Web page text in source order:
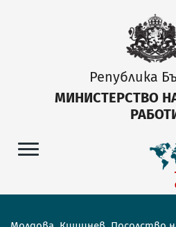
Република
МИНИСТЕРСТВО